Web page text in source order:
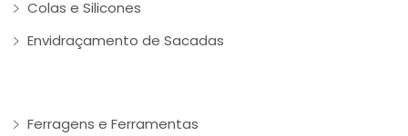
Colas e Silicones
Envidraçamento de Sacadas
Ferragens e Ferramentas